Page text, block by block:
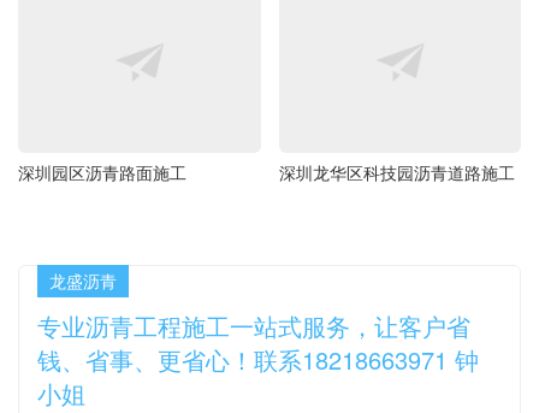
深圳园区沥青路面施工 深圳龙华区科技园沥青道路施工
龙盛沥青
专业沥青工程施工一站式服务，让客户省
钱、省事、更省心！联系18218663971 钟
小姐